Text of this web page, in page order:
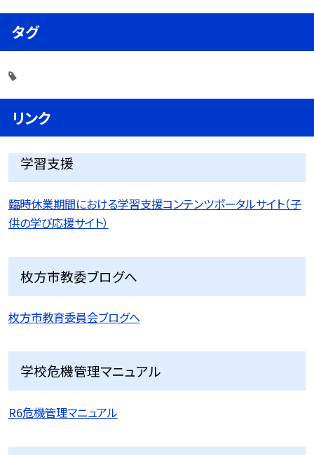
タグ
リンク
学習支援
臨時休業期間における学習支援コンテンツポータルサイト（子
供の学び応援サイト）
枚方市教委ブログへ
枚方市教育委員会ブログへ
学校危機管理マニュアル
R6危機管理マニュアル